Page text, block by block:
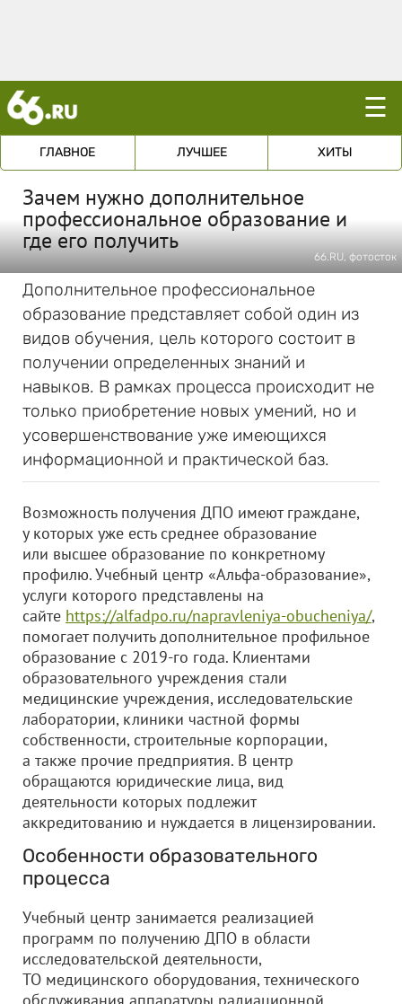
☰
ГЛАВНОЕ ЛУЧШЕЕ ХИТЫ
Зачем нужно дополнительное
профессиональное образование и
где его получить
66.RU, фотосток
Дополнительное профессиональное
образование представляет собой один из
видов обучения, цель которого состоит в
получении определенных знаний и
навыков. В рамках процесса происходит не
только приобретение новых умений, но и
усовершенствование уже имеющихся
информационной и практической баз.
Возможность получения ДПО имеют граждане,
у которых уже есть среднее образование
или высшее образование по конкретному
профилю. Учебный центр «Альфа-образование»,
услуги которого представлены на
сайте https://alfadpo.ru/napravleniya-obucheniya/,
помогает получить дополнительное профильное
образование с 2019-го года. Клиентами
образовательного учреждения стали
медицинские учреждения, исследовательские
лаборатории, клиники частной формы
собственности, строительные корпорации,
а также прочие предприятия. В центр
обращаются юридические лица, вид
деятельности которых подлежит
аккредитованию и нуждается в лицензировании.
Особенности образовательного
процесса
Учебный центр занимается реализацией
программ по получению ДПО в области
исследовательской деятельности,
ТО медицинского оборудования, технического